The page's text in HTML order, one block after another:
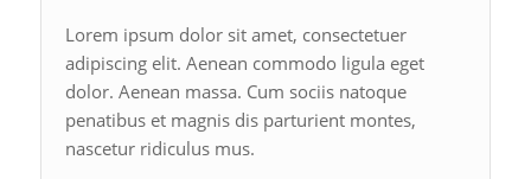
Lorem ipsum dolor sit amet, consectetuer
adipiscing elit. Aenean commodo ligula eget
dolor. Aenean massa. Cum sociis natoque
penatibus et magnis dis parturient montes,
nascetur ridiculus mus.